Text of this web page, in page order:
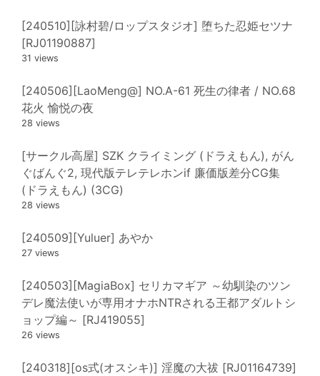
[240510][詠村碧/ロップスタジオ] 堕ちた忍姫セツナ
[RJ01190887]
31 views
[240506][LaoMeng@] NO.A-61 死生の律者 / NO.68
花火 愉悦の夜
28 views
[サークル高屋] SZK クライミング (ドラえもん), がん
ぐばんぐ2, 現代版テレテレホンif 廉価版差分CG集
(ドラえもん) (3CG)
28 views
[240509][Yuluer] あやか
27 views
[240503][MagiaBox] セリカマギア ～幼馴染のツン
デレ魔法使いが専用オナホNTRされる王都アダルトシ
ョップ編～ [RJ419055]
26 views
[240318][os式(オスシキ)] 淫魔の大祓 [RJ01164739]